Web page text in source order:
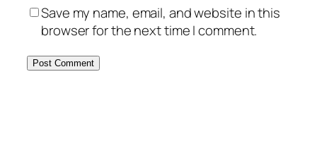
Save my name, email, and website in this
browser for the next time I comment.